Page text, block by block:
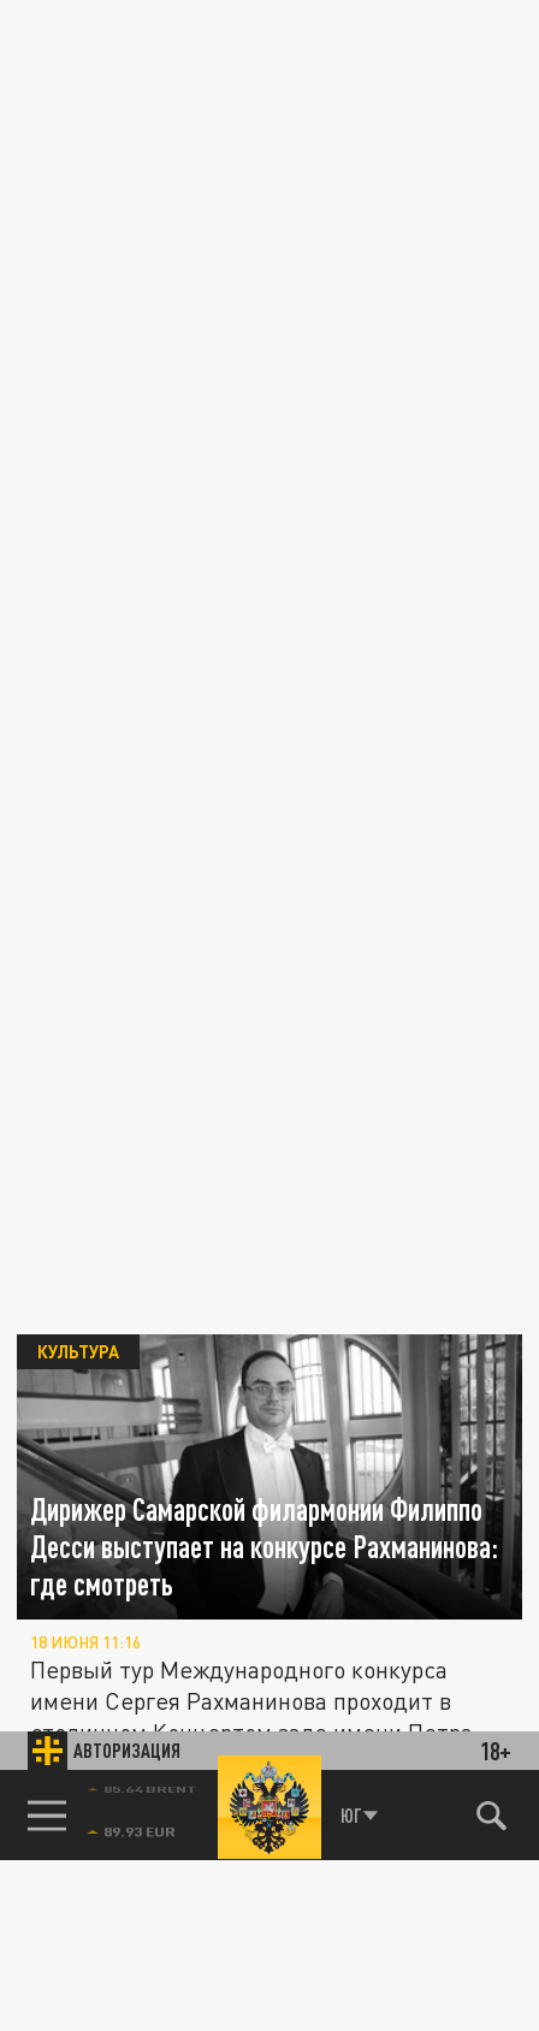
АВТОРИЗАЦИЯ 18+
ЮГ
Дирижер Самарской филармонии Филиппо
Десси выступает на конкурсе Рахманинова:
где смотреть
КУЛЬТУРА
18 ИЮНЯ 11:16
Первый тур Международного конкурса
имени Сергея Рахманинова проходит в
столичном Концертом зале имени Петра...
КУЛЬТУРА